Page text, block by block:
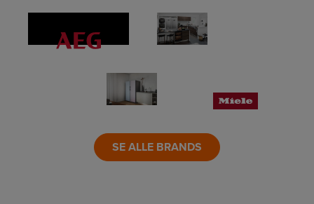
LINK
LINK
SE ALLE BRANDS